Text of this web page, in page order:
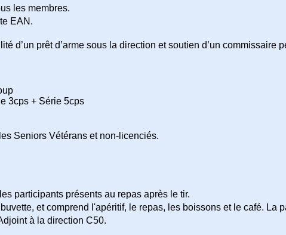
les membres.
EAN.
d’un prêt d’arme sous la direction et soutien d’un
3cps + Série 5cps
Seniors Vétérans et non-licenciés.
participants présents au repas après le tir.
et comprend l'apéritif, le repas, les boissons et le café. La
à la direction C50.